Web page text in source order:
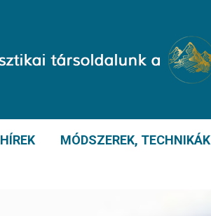
HÍREK MÓDSZEREK, TECHNIKÁK